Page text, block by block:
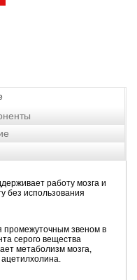
работу мозга и
без использования
промежуточным звеном в
серого вещества
метаболизм мозга,